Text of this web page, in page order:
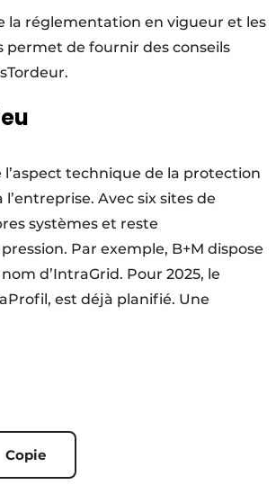
la réglementation en vigueur et les
permet de fournir des conseils
technique de la protection
Avec six sites de
systèmes et reste
Par exemple, B+M dispose
d’IntraGrid. Pour 2025, le
est déjà planifié. Une
Copie